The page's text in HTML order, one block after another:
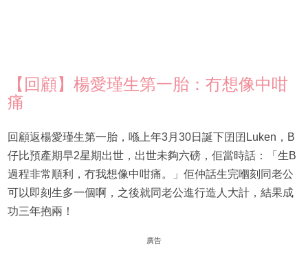
【回顧】楊愛瑾生第一胎：冇想像中咁
痛
回顧返楊愛瑾生第一胎，喺上年3月30日誕下囝囝Luken，B
仔比預產期早2星期出世，出世未夠六磅，佢當時話：「生B
過程非常順利，冇我想像中咁痛。」佢仲話生完嗰刻同老公
可以即刻生多一個啊，之後就同老公進行造人大計，結果成
功三年抱兩！
廣告